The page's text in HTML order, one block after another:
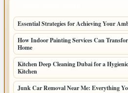
Essential Strategies for Achieving Your
How Indoor Painting Services Can
Home
Kitchen Deep Cleaning Dubai for a
Kitchen
Junk Car Removal Near Me: Everything